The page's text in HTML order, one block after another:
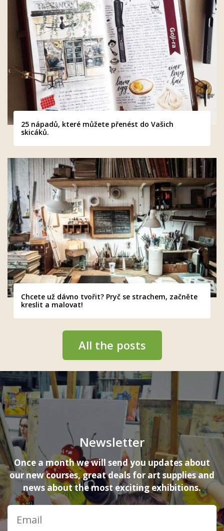
25 nápadů, které můžete přenést do Vašich
skicáků.
Chcete už dávno tvořit? Pryč se strachem, začněte
kreslit a malovat!
All the posts
Newsletter
Once a month we will send you updates about
our new courses, great deals for art supplies and
news about the most exciting exhibitions.